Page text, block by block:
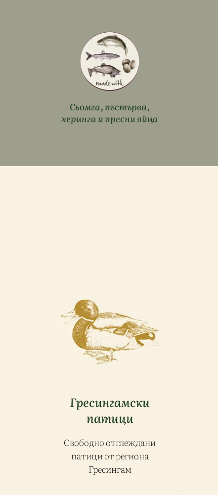
Сьомга, пъстърва,
херинга и пресни яйца
Гресингамски
патици
Свободно отглеждани
патици от региона
Гресингам